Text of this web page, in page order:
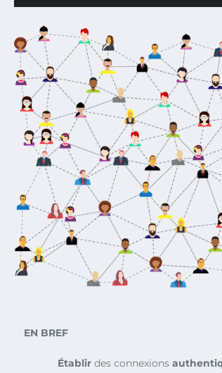
EN BREF
Établir des connexions